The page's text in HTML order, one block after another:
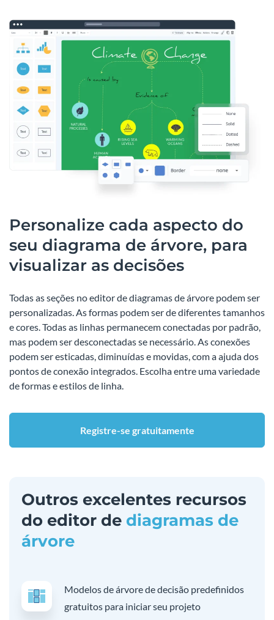
Personalize cada aspecto do
seu diagrama de árvore, para
visualizar as decisões
Todas as seções no editor de diagramas de árvore podem ser
personalizadas. As formas podem ser de diferentes tamanhos
e cores. Todas as linhas permanecem conectadas por padrão,
mas podem ser desconectadas se necessário. As conexões
podem ser esticadas, diminuídas e movidas, com a ajuda dos
pontos de conexão integrados. Escolha entre uma variedade
de formas e estilos de linha.
Registre-se gratuitamente
Outros excelentes recursos
do editor de diagramas de
árvore
Modelos de árvore de decisão predefinidos
gratuitos para iniciar seu projeto